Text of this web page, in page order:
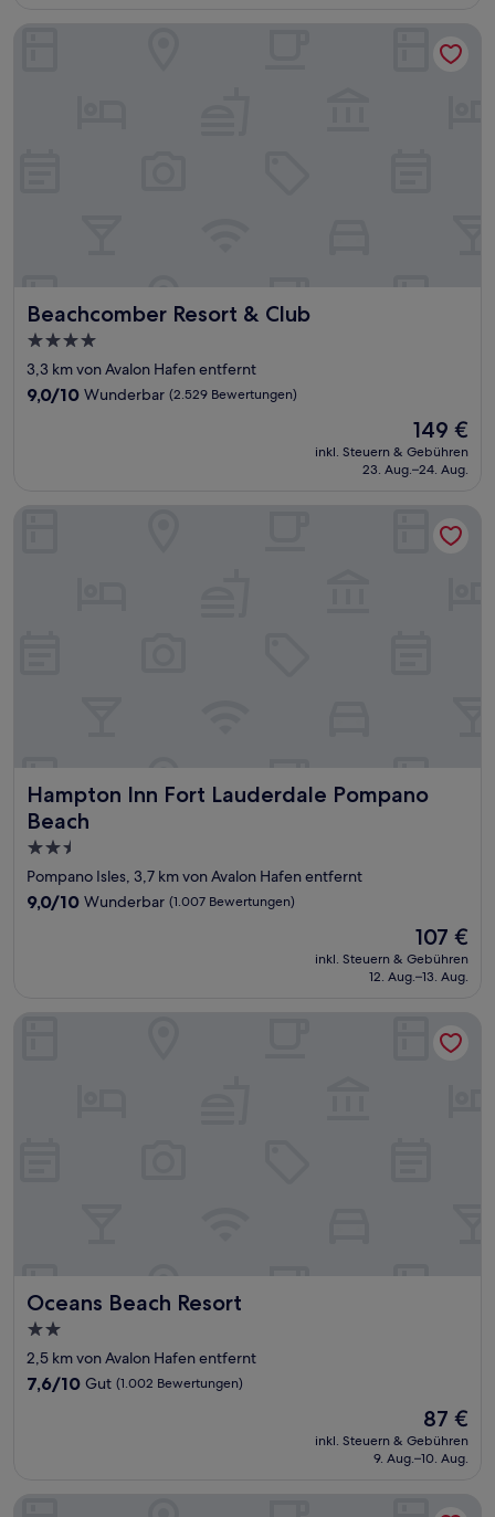
Beachcomber Resort & Club
Beachcomber Resort & Club
4.0-
Sterne-
Unterkunft
3,3 km von Avalon Hafen entfernt
9.0
9,0/10 Wunderbar (2.529 Bewertungen)
Der
Preis
beträgt
149 €
inkl. Steuern & Gebühren
23. Aug.–24. Aug.
Hampton Inn Fort Lauderdale Pompano
Beach
Hampton Inn Fort Lauderdale Pompano Beach
2.5-
Sterne-
Unterkunft
Pompano Isles, 3,7 km von Avalon Hafen entfernt
9.0
9,0/10 Wunderbar (1.007 Bewertungen)
Der
Preis
beträgt
107 €
inkl. Steuern & Gebühren
12. Aug.–13. Aug.
Hampton Inn Fort Lauderdale Pompano Beach
Oceans Beach Resort
Oceans Beach Resort
2.0-
Sterne-
Unterkunft
2,5 km von Avalon Hafen entfernt
7.6
7,6/10 Gut (1.002 Bewertungen)
Der
Preis
beträgt
87 €
inkl. Steuern & Gebühren
9. Aug.–10. Aug.
Ocean Villas of Deerfield